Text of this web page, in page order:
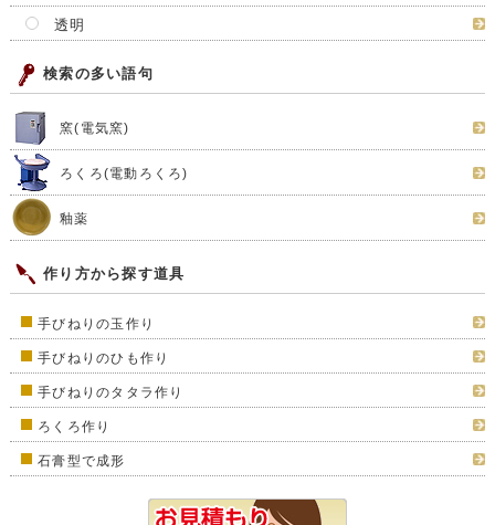
透明
検索の多い語句
窯(電気窯)
ろくろ(電動ろくろ)
釉薬
作り方から探す道具
手びねりの玉作り
手びねりのひも作り
手びねりのタタラ作り
ろくろ作り
石膏型で成形